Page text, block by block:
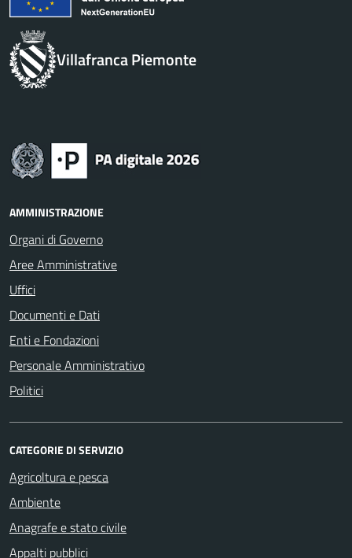
Villafranca Piemonte
AMMINISTRAZIONE
Organi di Governo
Aree Amministrative
Uffici
Documenti e Dati
Enti e Fondazioni
Personale Amministrativo
Politici
CATEGORIE DI SERVIZIO
Agricoltura e pesca
Ambiente
Anagrafe e stato civile
Appalti pubblici